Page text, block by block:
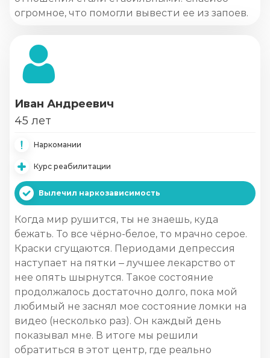
огромное, что помогли вывести ее из запоев.
Иван Андреевич
45 лет
Наркомании
Курс реабилитации
Вылечил наркозависимость
Когда мир рушится, ты не знаешь, куда
бежать. То все чёрно-белое, то мрачно серое.
Краски сгущаются. Периодами депрессия
наступает на пятки – лучшее лекарство от
нее опять шырнутся. Такое состояние
продолжалось достаточно долго, пока мой
любимый не заснял мое состояние ломки на
видео (несколько раз). Он каждый день
показывал мне. В итоге мы решили
обратиться в этот центр, где реально